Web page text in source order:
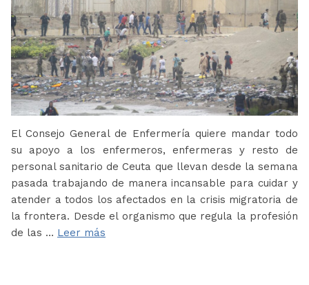
El Consejo General de Enfermería quiere mandar todo
su apoyo a los enfermeros, enfermeras y resto de
personal sanitario de Ceuta que llevan desde la semana
pasada trabajando de manera incansable para cuidar y
atender a todos los afectados en la crisis migratoria de
la frontera. Desde el organismo que regula la profesión
de las … Leer más